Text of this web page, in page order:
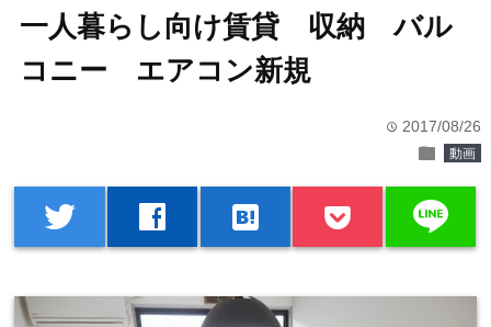
一人暮らし向け賃貸 収納 バル
コニー エアコン新規
time 2017/08/26
folder 動画
twitter facebook hatenabookmark line